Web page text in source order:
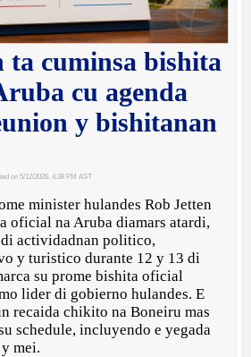
ta cuminsa bishita
cu agenda
y bishitanan
on 5/12/2026, 4:38 PM AST
minister hulandes Rob Jetten
oficial na Aruba diamars atardi,
di actividadnan politico,
y turistico durante 12 y 13 di
su prome bishita oficial
lider di gobierno hulandes. E
recaida chikito na Boneiru mas
schedule, incluyendo e yegada
mei.